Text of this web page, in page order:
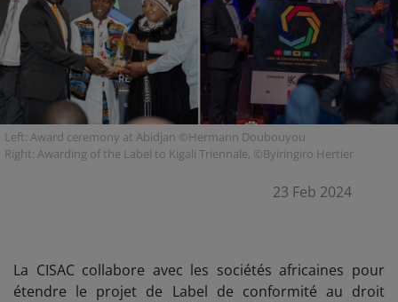
Left: Award ceremony at Abidjan ©Hermann Doubouyou
Right: Awarding of the Label to Kigali Triennale, ©Byiringiro Hertier
23 Feb 2024
La CISAC collabore avec les sociétés africaines pour
étendre le projet de Label de conformité au droit